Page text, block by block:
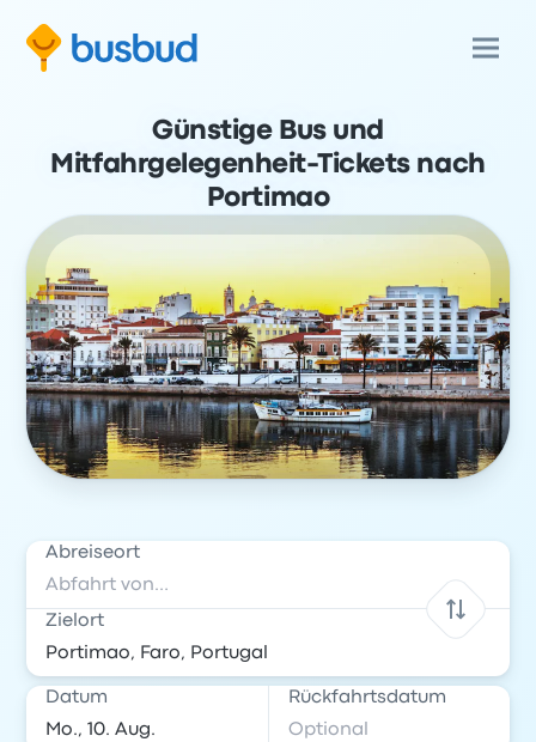
Günstige Bus und
Mitfahrgelegenheit-Tickets nach
Portimao
Abreiseort
Zielort
Datum Rückfahrtsdatum